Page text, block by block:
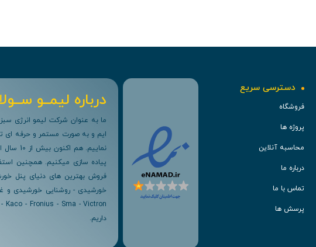
دسترسی سریع
فروشگاه
پروژه ها
محاسبه آنلاین
درباره ما
تماس با ما
پرسش ها
درباره لیمــو
ایم و به صورت مستمر و حرفه ای
پیاده سازی میکنیم. همچنین
فروش بهترین های دنیای پنل
داریم.